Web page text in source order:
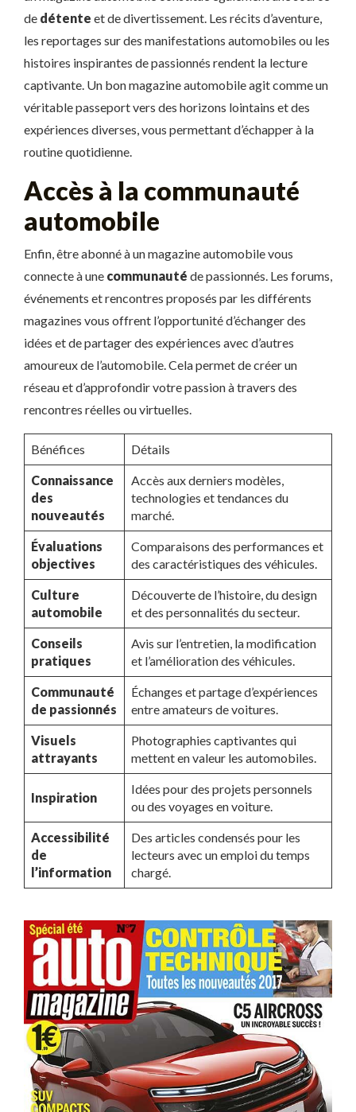
de détente et de divertissement. Les récits d’aventure,
les reportages sur des manifestations automobiles ou les
histoires inspirantes de passionnés rendent la lecture
captivante. Un bon magazine automobile agit comme un
véritable passeport vers des horizons lointains et des
expériences diverses, vous permettant d’échapper à la
routine quotidienne.
Accès à la communauté
automobile
Enfin, être abonné à un magazine automobile vous
connecte à une communauté de passionnés. Les forums,
événements et rencontres proposés par les différents
magazines vous offrent l’opportunité d’échanger des
idées et de partager des expériences avec d’autres
amoureux de l’automobile. Cela permet de créer un
réseau et d’approfondir votre passion à travers des
rencontres réelles ou virtuelles.
Bénéfices Détails
Connaissance
des
nouveautés
Accès aux derniers modèles,
technologies et tendances du
marché.
Évaluations
objectives
Comparaisons des performances et
des caractéristiques des véhicules.
Culture
automobile
Découverte de l’histoire, du design
et des personnalités du secteur.
Conseils
pratiques
Avis sur l’entretien, la modification
et l’amélioration des véhicules.
Communauté
de passionnés
Échanges et partage d’expériences
entre amateurs de voitures.
Visuels
attrayants
Photographies captivantes qui
mettent en valeur les automobiles.
Inspiration
Idées pour des projets personnels
ou des voyages en voiture.
Accessibilité
de
l’information
Des articles condensés pour les
lecteurs avec un emploi du temps
chargé.